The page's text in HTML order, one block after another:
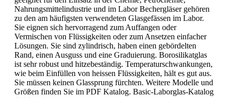
Nahrungsmittelindustrie und im Labor Bechergläser gehören
zu den am häufigsten verwendeten Glasgefässen im Labor.
Sie eignen sich hervorragend zum Auffangen oder
Vermischen von Flüssigkeiten oder zum Ansetzen einfacher
Lösungen. Sie sind zylindrisch, haben einen gebördelten
Rand, einen Ausguss und eine Graduierung. Borosilikatglas
ist sehr robust und hitzebeständig. Temperaturschwankungen,
wie beim Einfüllen von heissen Flüssigkeiten, hält es gut aus.
Sie müssen keinen Glassprung fürchten. Weitere Modelle und
Größen finden Sie im PDF Katalog. Basic-Laborglas-Katalog